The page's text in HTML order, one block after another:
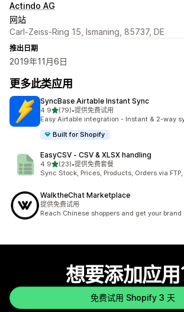
Actindo AG
网站
Carl-Zeiss-Ring 15, Ismaning, 85737, DE
推出日期
2019年11月6日
更多此类应用
SyncBase Airtable Instant Sync
4.9星（满分 5 星）
(79)
总共 79 条评论
•提供免费试用
Easy Airtable integration - Instant & 2-way
Built for Shopify
EasyCSV ‑ CSV & XLSX handling
4.9星（满分 5 星）
(23)
总共 23 条评论
•提供免费套餐
Sync Stock, Prices, Products, Orders via
WalktheChat Marketplace
提供免费试用
Reach Chinese shoppers and get your
想要添加应用
免费试用 Shopify 3 天